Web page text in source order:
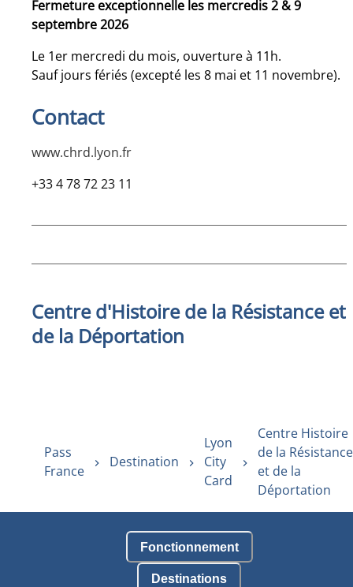
Fermeture exceptionnelle les mercredis 2 & 9
septembre 2026
Le 1er mercredi du mois, ouverture à 11h.
Sauf jours fériés (excepté les 8 mai et 11 novembre).
Contact
www.chrd.lyon.fr
+33 4 78 72 23 11
Centre d'Histoire de la Résistance et
de la Déportation
Pass
France
Destination
Lyon
City
Card
Centre Histoire
de la Résistance
et de la
Déportation
Fonctionnement
Destinations